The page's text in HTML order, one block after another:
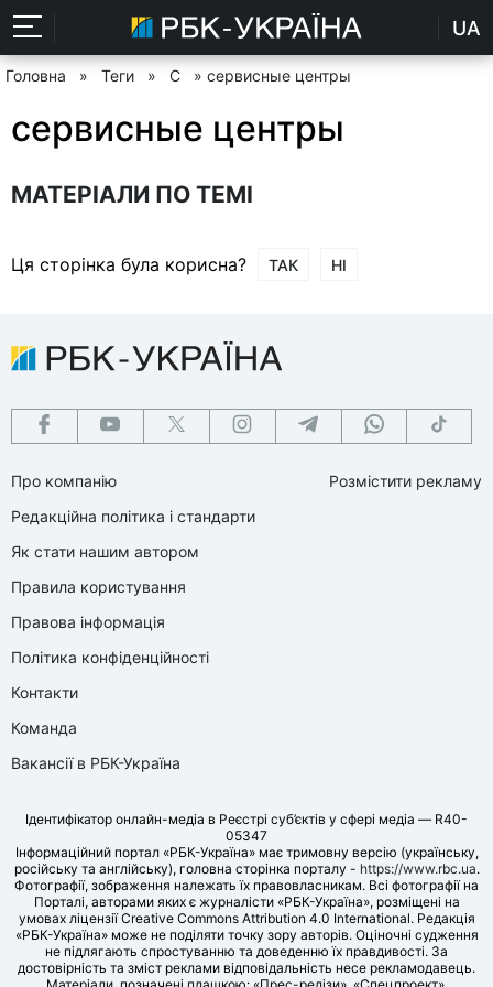
UA
Головна » Теги » С » сервисные центры
сервисные центры
МАТЕРІАЛИ ПО ТЕМІ
Ця сторінка була корисна? ТАК НІ
Про компанію
Редакційна політика і стандарти
Як стати нашим автором
Правила користування
Правова інформація
Політика конфіденційності
Контакти
Команда
Вакансії в РБК-Україна
Розмістити рекламу
Ідентифікатор онлайн-медіа в Реєстрі суб’єктів у сфері медіа — R40-
05347
Інформаційний портал «РБК-Україна» має тримовну версію (українську,
російську та англійську), головна сторінка порталу - https://www.rbc.ua.
Фотографії, зображення належать їх правовласникам. Всі фотографії на
Порталі, авторами яких є журналісти «РБК-Україна», розміщені на
умовах ліцензії Creative Commons Attribution 4.0 International. Редакція
«РБК-Україна» може не поділяти точку зору авторів. Оціночні судження
не підлягають спростуванню та доведенню їх правдивості. За
достовірність та зміст реклами відповідальність несе рекламодавець.